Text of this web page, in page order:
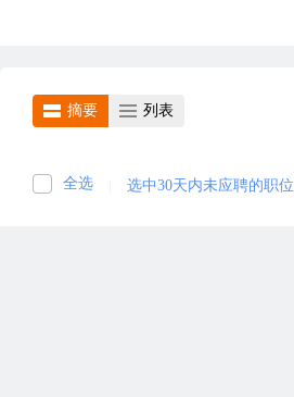
摘要 列表
全选 选中30天内未应聘的职位